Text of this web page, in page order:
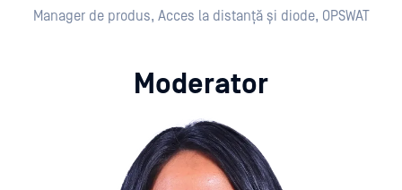
Manager de produs, Acces la distanță și diode, OPSWAT
Moderator